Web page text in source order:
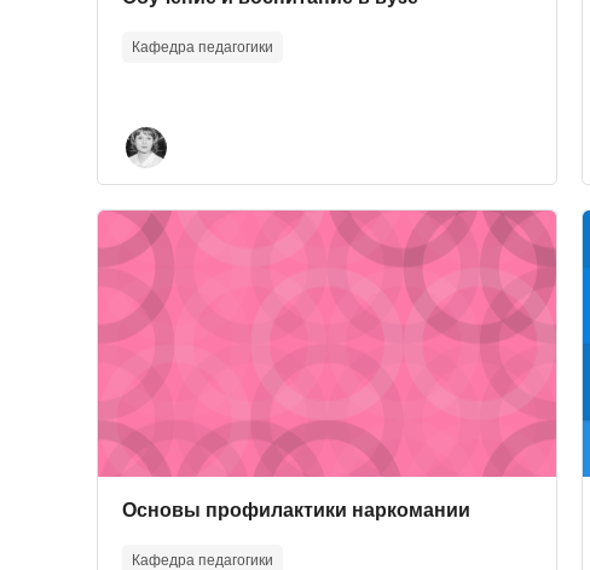
Кафедра педагогики
Course image" Основы профилактики наркомании
Course image
Course name
Основы профилактики наркомании
Кафедра педагогики